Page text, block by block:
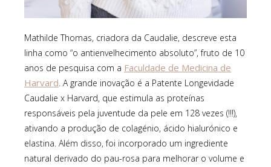
Mathilde Thomas, criadora da Caudalie, descreve esta
linha como “o antienvelhecimento absoluto”, fruto de 10
anos de pesquisa com a Faculdade de Medicina de
Harvard. A grande inovação é a Patente Longevidade
Caudalie x Harvard, que estimula as proteínas
responsáveis pela juventude da pele em 128 vezes (!!!),
ativando a produção de colagénio, ácido hialurónico e
elastina. Além disso, foi incorporado um ingrediente
natural derivado do pau-rosa para melhorar o volume e